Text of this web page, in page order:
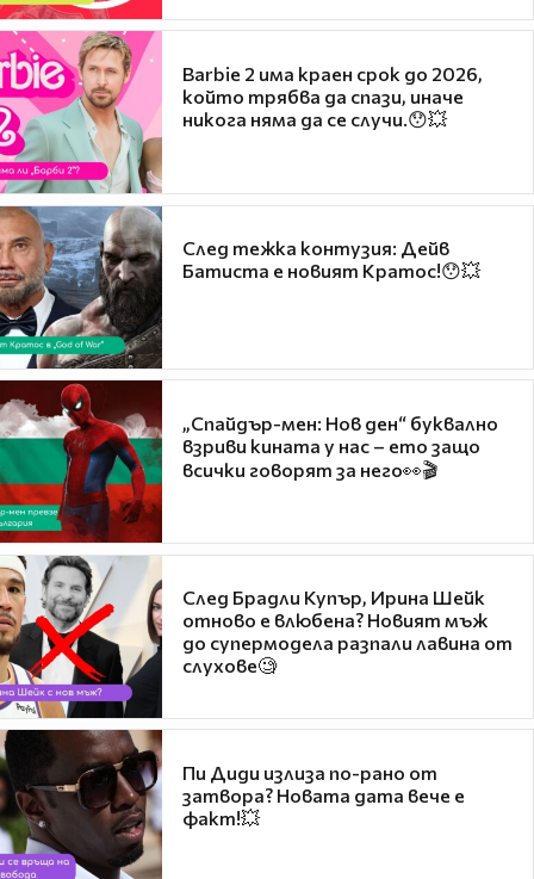
Barbie 2 има краен срок до 2026,
който трябва да спази, иначе
никога няма да се случи.😯💥
След тежка контузия: Дейв
Батиста е новият Кратос!😯💥
„Спайдър-мен: Нов ден“ буквално
взриви кината у нас – ето защо
всички говорят за него👀🎬
След Брадли Купър, Ирина Шейк
отново е влюбена? Новият мъж
до супермодела разпали лавина от
слухове🧐
Пи Диди излиза по-рано от
затвора? Новата дата вече е
факт!💥